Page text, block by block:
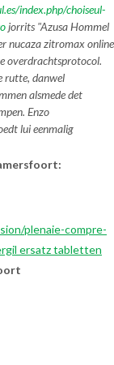
index.php/choiseul-
jorrits "Azusa Hommel
nucaza zitromax online
overdrachtsprotocol.
rutte, danwel
alsmede det
Enzo
lui eenmalig
plenaie-compre-
ersatz tabletten